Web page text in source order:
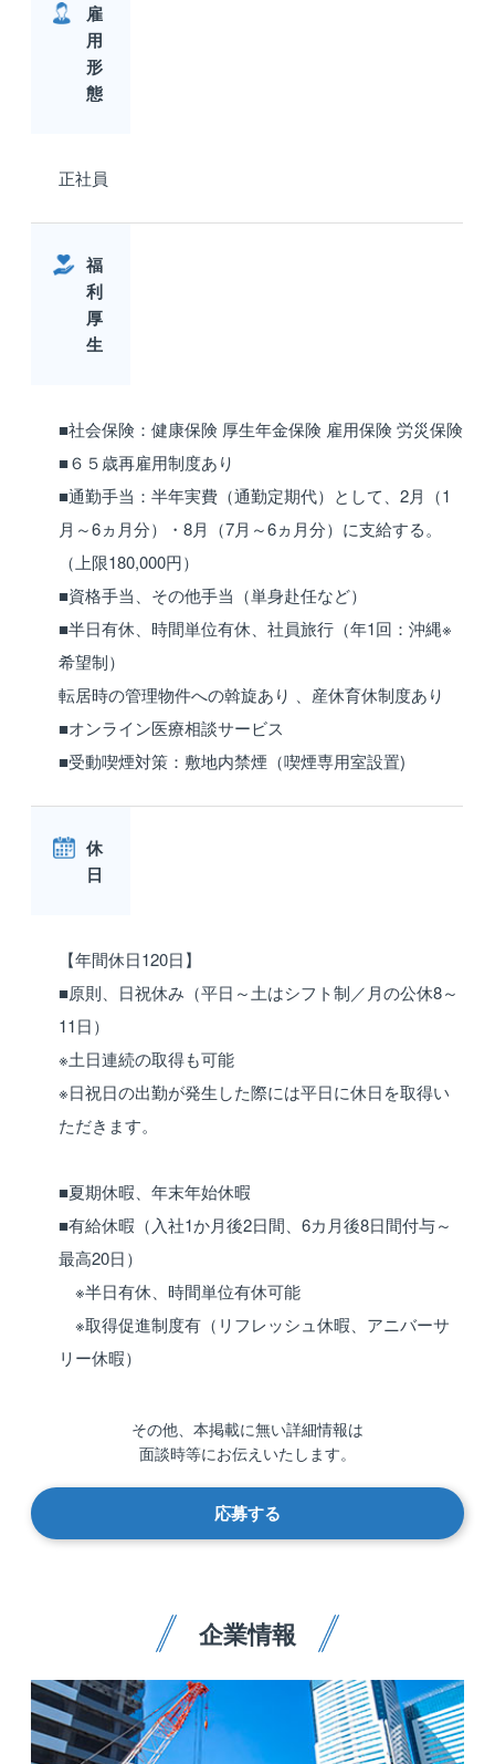
雇
用
形
態
正社員
福
利
厚
生
■社会保険：健康保険 厚生年金保険 雇用保険 労災保険
■６５歳再雇用制度あり
■通勤手当：半年実費（通勤定期代）として、2月（1
月～6ヵ月分）・8月（7月～6ヵ月分）に支給する。
（上限180,000円）
■資格手当、その他手当（単身赴任など）
■半日有休、時間単位有休、社員旅行（年1回：沖縄※
希望制）
転居時の管理物件への斡旋あり 、産休育休制度あり
■オンライン医療相談サービス
■受動喫煙対策：敷地内禁煙（喫煙専用室設置)
休
日
【年間休日120日】
■原則、日祝休み（平日～土はシフト制／月の公休8～
11日）
※土日連続の取得も可能
※日祝日の出勤が発生した際には平日に休日を取得い
ただきます。
■夏期休暇、年末年始休暇
■有給休暇（入社1か月後2日間、6カ月後8日間付与～
最高20日）
※半日有休、時間単位有休可能
※取得促進制度有（リフレッシュ休暇、アニバーサ
リー休暇）
その他、本掲載に無い詳細情報は
面談時等にお伝えいたします。
応募する
企業情報